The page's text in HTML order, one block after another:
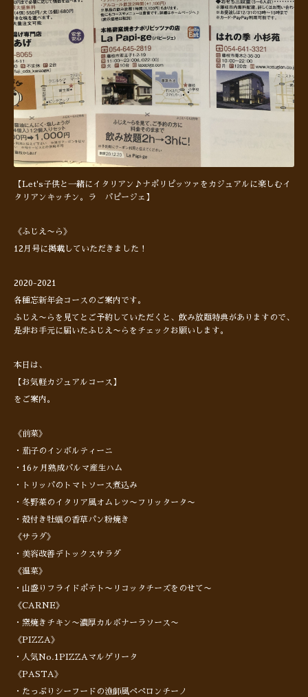
【Let's子供と一緒にイタリアン♪ナポリピッツァをカジュアルに楽しむイ
タリアンキッチン。ラ パピージェ】
《ふじえ〜ら》
12月号に掲載していただきました！
2020-2021
各種忘新年会コースのご案内です。
ふじえ〜らを見てとご予約していただくと、飲み放題特典がありますので、
是非お手元に届いたふじえ〜らをチェックお願いします。
本日は、
【お気軽カジュアルコース】
をご案内。
《前菜》
・茄子のインボルティーニ
・16ヶ月熟成パルマ産生ハム
・トリッパのトマトソース煮込み
・冬野菜のイタリア風オムレツ〜フリッタータ〜
・殻付き牡蠣の香草パン粉焼き
《サラダ》
・美容改善デトックスサラダ
《温菜》
・山盛りフライドポテト〜リコッタチーズをのせて〜
《CARNE》
・窯焼きチキン〜濃厚カルボナーラソース〜
《PIZZA》
・人気No.1PIZZAマルゲリータ
《PASTA》
・たっぷりシーフードの漁師風ペペロンチーノ